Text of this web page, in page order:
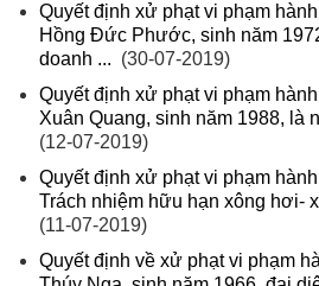
Quyết định xử phạt vi phạm
Hồng Đức Phước, sinh năm
doanh ... (30-07-2019)
Quyết định xử phạt vi phạm
Xuân Quang, sinh năm 1988, là
(12-07-2019)
Quyết định xử phạt vi phạm
Trách nhiệm hữu hạn xông hơi-
(11-07-2019)
Quyết định về xử phạt vi phạm